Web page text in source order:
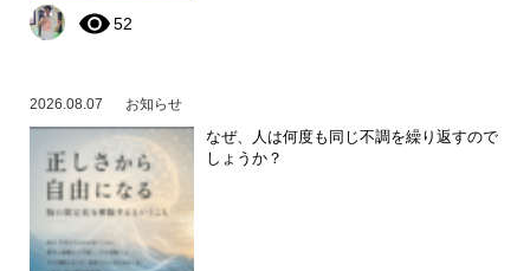
52
2026.08.07 お知らせ
なぜ、人は何度も同じ不調を繰り返すので
しょうか？